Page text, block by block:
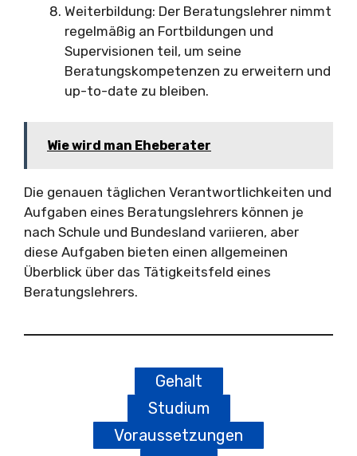
Weiterbildung: Der Beratungslehrer nimmt
regelmäßig an Fortbildungen und
Supervisionen teil, um seine
Beratungskompetenzen zu erweitern und
up-to-date zu bleiben.
Wie wird man Eheberater
Die genauen täglichen Verantwortlichkeiten und
Aufgaben eines Beratungslehrers können je
nach Schule und Bundesland variieren, aber
diese Aufgaben bieten einen allgemeinen
Überblick über das Tätigkeitsfeld eines
Beratungslehrers.
Gehalt
Studium
Voraussetzungen